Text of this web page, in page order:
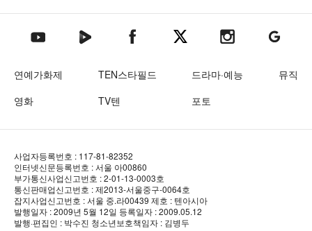
텐아시아 유튜브텐아시아 네이버TV텐아시아 페이스북텐아시아 엑스텐아시아 인스타그램
텐아시아
연예가화제 TEN스타필드 드라마·예능
뮤직
영화
TV텐 포토
사업자등록번호 : 117-81-82352
인터넷신문등록번호 : 서울 아00860
부가통신사업신고번호 : 2-01-13-0003호
통신판매업신고번호 : 제2013-서울중구-0064호
잡지사업신고번호 : 서울 중.라00439 제호 : 텐아시아
발행일자 : 2009년 5월 12일 등록일자 : 2009.05.12
발행·편집인 : 박수진 청소년보호책임자 : 김병두